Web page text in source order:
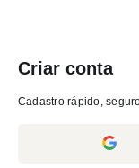
Criar conta
Cadastro rápido,